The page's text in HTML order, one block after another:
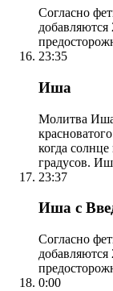
Согласно
23:35
Иша
Молитва Иша
когда
градусов.
23:37
Иша с
Согласно
0:00